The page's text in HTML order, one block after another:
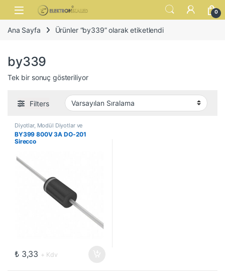
Skip to navigation
Skip to content
Open 0
Ana Sayfa Ürünler “by339” olarak etiketlendi
by339
Tek bir sonuç gösteriliyor
Filters
Diyotlar, Modül Diyotlar ve
Doğrultucular ,Hızlı Diyotlar
BY399 800V 3A DO-201
Sirecco
₺3,33 + Kdv